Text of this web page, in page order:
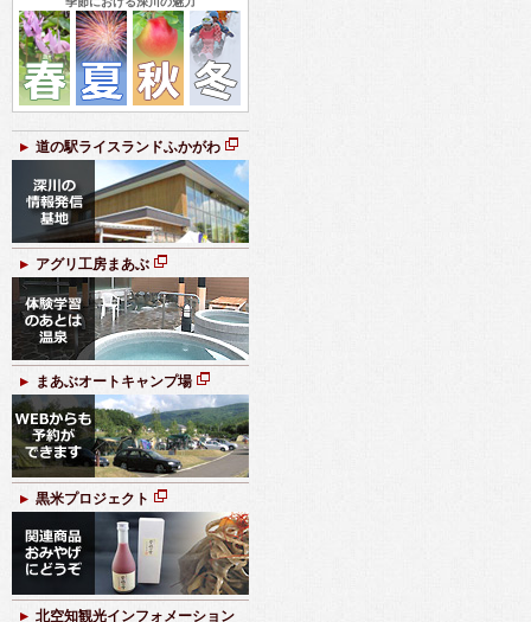
道の駅ライスランドふかがわ
新
規
ペ
ー
ジ
開
き
ま
す
アグリ工房まあぶ
新
規
ペ
ー
ジ
で
開
き
ま
す
まあぶオートキャンプ場
新
規
ペ
ー
ジ
開
き
ま
す
黒米プロジェクト
新
規
ペ
ー
ジ
で
北空知観光インフォメーション